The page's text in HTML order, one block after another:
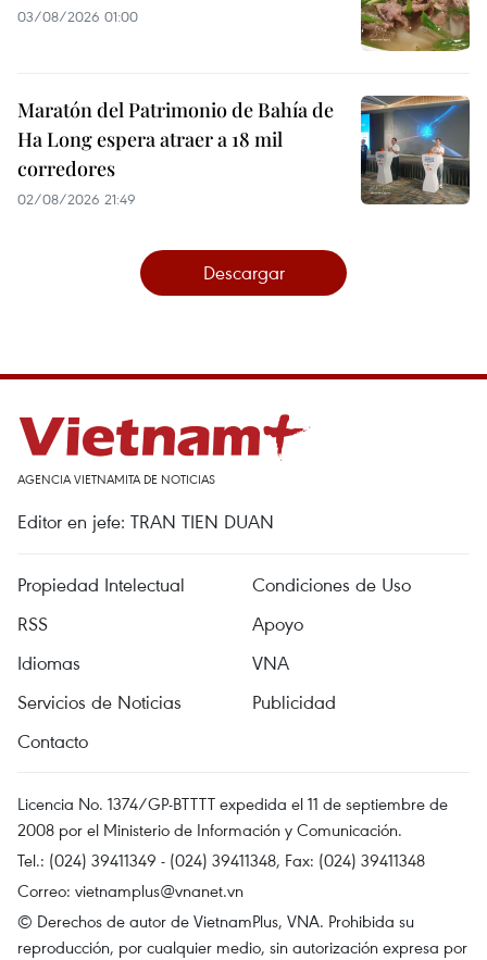
03/08/2026 01:00
Maratón del Patrimonio de Bahía de
Ha Long espera atraer a 18 mil
corredores
02/08/2026 21:49
Descargar
AGENCIA VIETNAMITA DE NOTICIAS
Editor en jefe: TRAN TIEN DUAN
Propiedad Intelectual
Condiciones de Uso
RSS
Apoyo
Idiomas
VNA
Servicios de Noticias
Publicidad
Contacto
Licencia No. 1374/GP-BTTTT expedida el 11 de septiembre de
2008 por el Ministerio de Información y Comunicación.
Tel.: (024) 39411349 - (024) 39411348, Fax: (024) 39411348
Correo: vietnamplus@vnanet.vn
© Derechos de autor de VietnamPlus, VNA. Prohibida su
reproducción, por cualquier medio, sin autorización expresa por